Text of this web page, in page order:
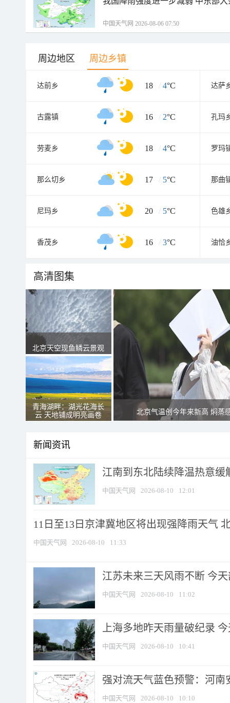
中国天气网 2026-08-06 07:50
周边地区 周边乡镇
达前乡 18 / 4°C 达萨
古露镇 16 / 2°C 孔玛
劳麦乡 18 / 4°C 罗玛
那么切乡 17 / 5°C 那曲
尼玛乡 20 / 5°C 色雄
香茂乡 16 / 3°C 油恰
高清图集
北京天空现鱼鳞云景观
青海湖畔：湖光花海长
云 天地铺成明亮画卷
北京气温创今年来新高 焖蒸
新闻资讯
江南到东北陆续降温热意缓
中国天气网 2026-08-10 12:01
11日至13日京津冀地区将出现强降雨天气
中国天气网 2026-08-10 11:33
江苏未来三天风雨不断 今
中国天气网 2026-08-10 11:02
上海多地昨天雨量破纪录
中国天气网 2026-08-10 10:41
强对流天气蓝色预警：河南
中国天气网 2026-08-10 10:10